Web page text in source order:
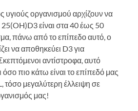
υγιούς οργανισμού αρχίζουν να
25(OH)D3 είναι στα 40 έως 50
πάνω από το επίπεδο αυτό, ο
να αποθηκεύει D3 για
αντίστροφα, αυτό
όσο πιο κάτω είναι το επίπεδό μας
μεγαλύτερη έλλειψη σε
μας!